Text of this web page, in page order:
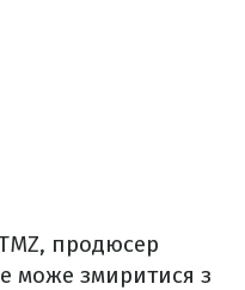
продюсер
може змиритися з